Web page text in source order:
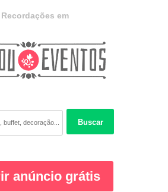
Recordações em
Buscar
anúncio grátis